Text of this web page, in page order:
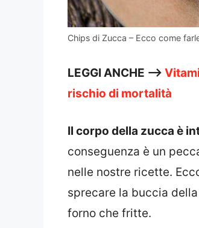
Chips di Zucca – Ecco come
LEGGI ANCHE —>
rischio di mortalità
Il corpo della zucca è
conseguenza è un
nelle nostre ricette.
sprecare la buccia
forno che fritte.